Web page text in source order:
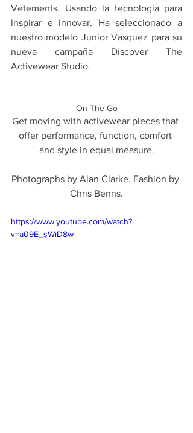
Vetements. Usando la tecnología para
inspirar e innovar. Ha seleccionado a
nuestro modelo Junior Vasquez para su
nueva campaña Discover The
Activewear Studio.
On The Go
Get moving with activewear pieces that
offer performance, function, comfort
and style in equal measure.
Photographs by Alan Clarke. Fashion by
Chris Benns.
https://www.youtube.com/watch?
v=a09E_sWiD8w